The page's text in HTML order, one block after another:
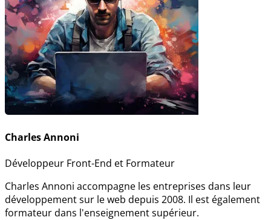
Charles Annoni
Développeur Front-End et Formateur
Charles Annoni accompagne les entreprises dans leur
développement sur le web depuis 2008. Il est également
formateur dans l'enseignement supérieur.